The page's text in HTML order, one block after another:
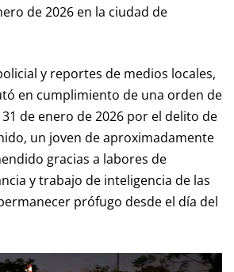
de 2026 en la ciudad de
y reportes de medios locales,
en cumplimiento de una orden de
de enero de 2026 por el delito de
un joven de aproximadamente
gracias a labores de
y trabajo de inteligencia de las
prófugo desde el día del